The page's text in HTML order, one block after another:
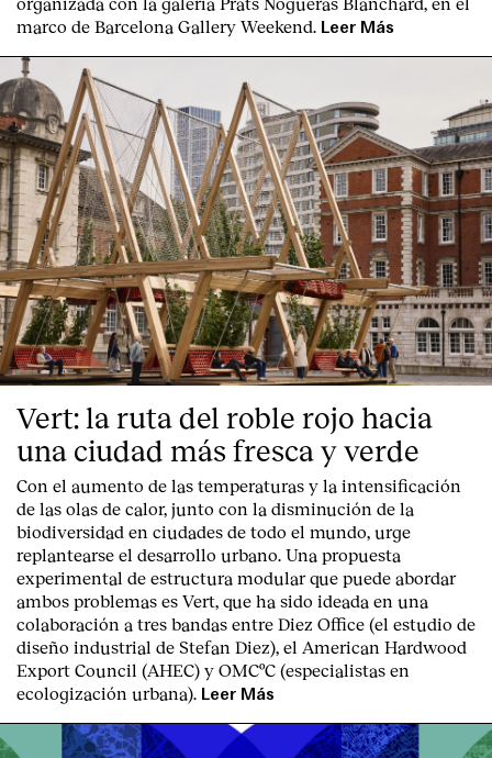
English Español Italiano Català
marco de Barcelona Gallery Weekend. Leer Más
Vert: la ruta del roble rojo hacia
una ciudad más fresca y verde
Con el aumento de las temperaturas y la intensificación
de las olas de calor, junto con la disminución de la
biodiversidad en ciudades de todo el mundo, urge
replantearse el desarrollo urbano. Una propuesta
experimental de estructura modular que puede abordar
ambos problemas es Vert, que ha sido ideada en una
colaboración a tres bandas entre Diez Office (el estudio de
diseño industrial de Stefan Diez), el American Hardwood
Export Council (AHEC) y OMCºC (especialistas en
ecologización urbana). Leer Más